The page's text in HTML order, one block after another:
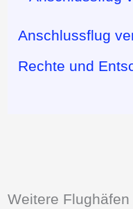
Anschlussflug
Rechte und
Weitere